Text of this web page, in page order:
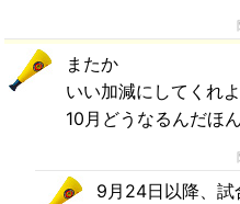
またか
いい加減にしてくれよ
10月どうなるんだほ
9月24日以降、試